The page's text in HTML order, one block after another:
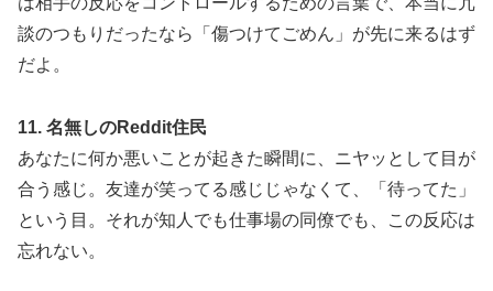
談のつもりだったなら「傷つけてごめん」が先に来るはず
だよ。
11. 名無しのReddit住民
あなたに何か悪いことが起きた瞬間に、ニヤッとして目が
合う感じ。友達が笑ってる感じじゃなくて、「待ってた」
という目。それが知人でも仕事場の同僚でも、この反応は
忘れない。